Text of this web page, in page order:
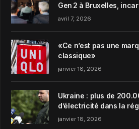
Gen 2 à Bruxelles,
concept de Garden
avril 7, 2026
«Ce n’est pas une
classique»
janvier 18, 2026
Ukraine : plus de
d’électricité dans la
janvier 18, 2026